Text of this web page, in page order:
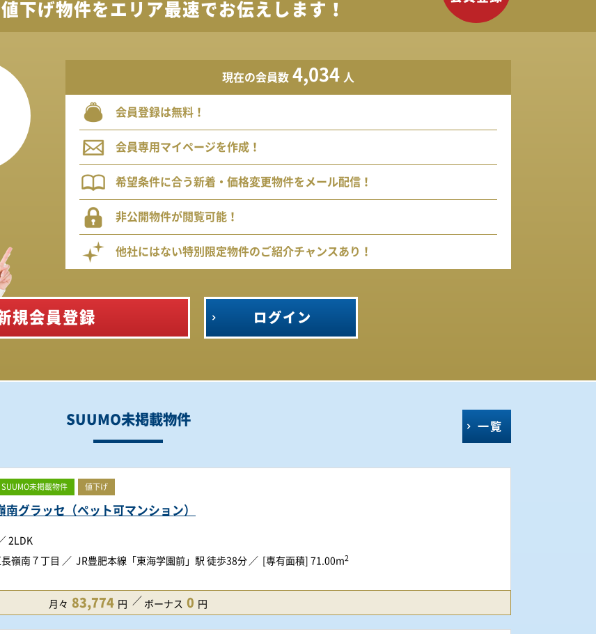
下げ物件をエリア最速でお伝えします！
現在の会員数 4,034 人
会員登録は無料！
会員専用マイページを作成！
希望条件に合う新着・価格変更物件をメール配信！
非公開物件が閲覧可能！
他社にはない特別限定物件のご紹介チャンスあり！
規会員登録 ログイン
SUUMO未掲載物件 一覧
SUUMO未掲載物件 値下げ
南グラッセ（ペット可マンション）
2LDK
嶺南７丁目 JR豊肥本線「東海学園前」駅 徒歩38分 [専有面積] 71.00m2
月々 83,774 円 ボーナス 0 円